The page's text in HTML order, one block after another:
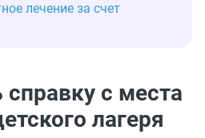
лечение за счет
справку с места
лагеря